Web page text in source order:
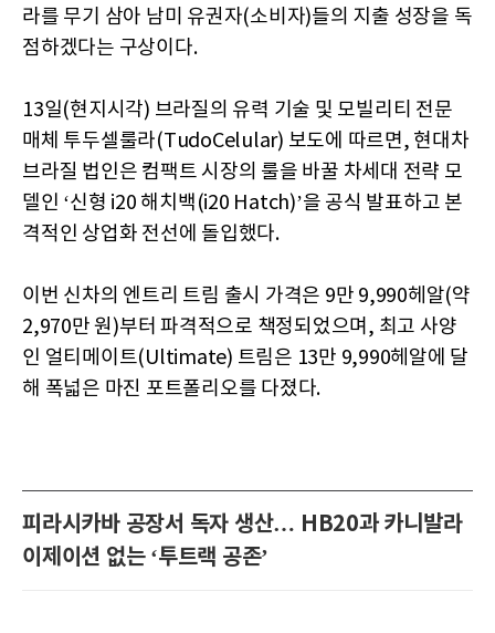
라를 무기 삼아 남미 유권자(소비자)들의 지출 성장을 독
점하겠다는 구상이다.
13일(현지시각) 브라질의 유력 기술 및 모빌리티 전문
매체 투두셀룰라(TudoCelular) 보도에 따르면, 현대차
브라질 법인은 컴팩트 시장의 룰을 바꿀 차세대 전략 모
델인 ‘신형 i20 해치백(i20 Hatch)’을 공식 발표하고 본
격적인 상업화 전선에 돌입했다.
이번 신차의 엔트리 트림 출시 가격은 9만 9,990헤알(약
2,970만 원)부터 파격적으로 책정되었으며, 최고 사양
인 얼티메이트(Ultimate) 트림은 13만 9,990헤알에 달
해 폭넓은 마진 포트폴리오를 다졌다.
피라시카바 공장서 독자 생산… HB20과 카니발라
이제이션 없는 ‘투트랙 공존’